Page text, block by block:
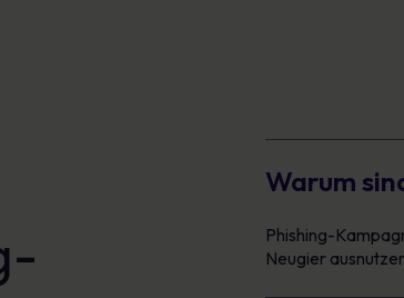
Warum
Phishing-
Neugier